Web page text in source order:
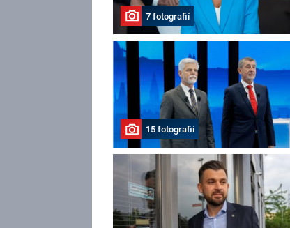
7 fotografií
15 fotografií